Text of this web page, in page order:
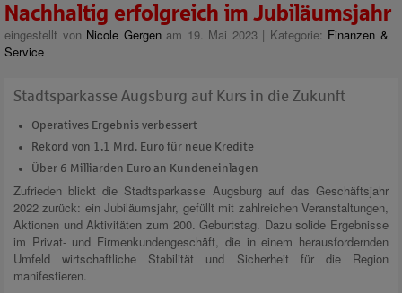
Nachhaltig erfolgreich im Jubiläumsjahr
eingestellt von Nicole Gergenam 19. Mai 2023 | Kategorie: Finanzen &
Service
Stadtsparkasse Augsburg auf Kurs in die Zukunft
Operatives Ergebnis verbessert
Rekord von 1,1 Mrd. Euro für neue Kredite
Über 6 Milliarden Euro an Kundeneinlagen
Zufrieden blickt die Stadtsparkasse Augsburg auf das Geschäftsjahr
2022 zurück: ein Jubiläumsjahr, gefüllt mit zahlreichen Veranstaltungen,
Aktionen und Aktivitäten zum 200. Geburtstag. Dazu solide Ergebnisse
im Privat- und Firmenkundengeschäft, die in einem herausfordernden
Umfeld wirtschaftliche Stabilität und Sicherheit für die Region
manifestieren.